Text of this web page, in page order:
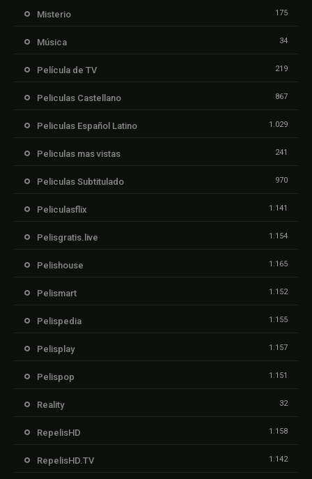
Misterio 175
Música 34
Película de TV 219
Peliculas Castellano 867
Peliculas Español Latino 1.029
Peliculas mas vistas 241
Peliculas Subtitulado 970
Peliculasflix 1.141
Pelisgratis.live 1.154
Pelishouse 1.165
Pelismart 1.152
Pelispedia 1.155
Pelisplay 1.157
Pelispop 1.151
Reality 32
RepelisHD 1.158
RepelisHD.TV 1.142